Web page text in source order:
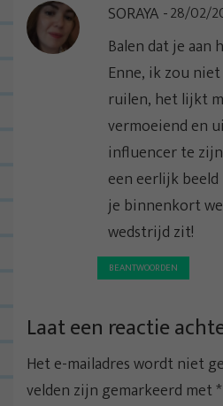
i
e
SORAYA 28/02/
Balen dat je
Enne, ik zou
ruilen, het lijkt
vermoeiend en
influencer te
een eerlijk
je binnenkort
wedstrijd zit!
BEANTWOORDEN
Laat een reactie
Het e-mailadres wordt niet
velden zijn gemarkeerd met*